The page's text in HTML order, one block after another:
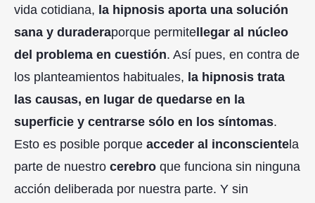
vida cotidiana, la hipnosis aporta una solución
sana y duraderaporque permitellegar al núcleo
del problema en cuestión. Así pues, en contra de
los planteamientos habituales, la hipnosis trata
las causas, en lugar de quedarse en la
superficie y centrarse sólo en los síntomas.
Esto es posible porque acceder al inconscientela
parte de nuestro cerebro que funciona sin ninguna
acción deliberada por nuestra parte. Y sin